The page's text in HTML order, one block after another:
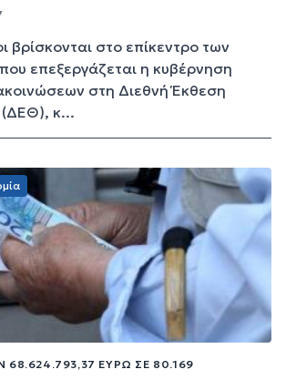
βρίσκονται στο επίκεντρο των
επεξεργάζεται η κυβέρνηση
στη Διεθνή Έκθεση
(ΔΕΘ), κ...
ΕΥΡΏ ΣΕ 80.169